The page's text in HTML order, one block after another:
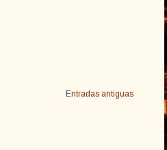
Entradas antiguas